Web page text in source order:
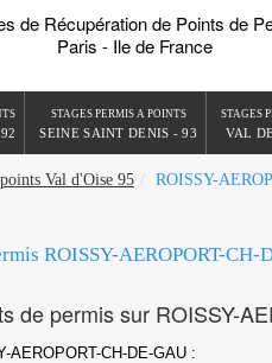
de Récupération de Points de
Paris - Ile de France
STAGES PERMIS A POINTS
SEINE SAINT DENIS - 93
STAGES
VAL
Val d'Oise 95 ROISSY-
ROISSY-AEROPORT-CH-
permis sur ROISSY-
AEROPORT-CH-DE-GAU :